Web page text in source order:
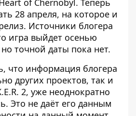
Heart of Chernobyl. Теперь
28 апреля, на которое и
Источники блогера
игра выйдет осенью
точной даты пока нет.
что информация блогера
других проектов, так и
2, уже неоднократно
Это не даёт его данным